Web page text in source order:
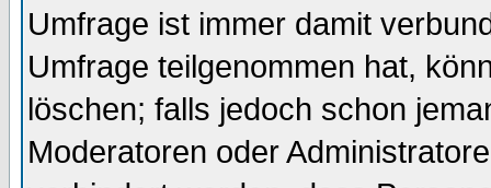
Umfrage ist immer damit
Umfrage teilgenommen hat,
löschen; falls jedoch schon
Moderatoren oder